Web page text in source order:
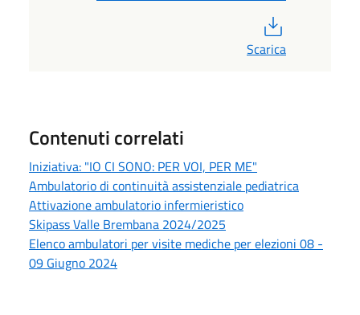
Scarica
Contenuti correlati
Iniziativa: "IO CI SONO: PER VOI, PER ME"
Ambulatorio di continuità assistenziale pediatrica
Attivazione ambulatorio infermieristico
Skipass Valle Brembana 2024/2025
Elenco ambulatori per visite mediche per elezioni 08 -
09 Giugno 2024